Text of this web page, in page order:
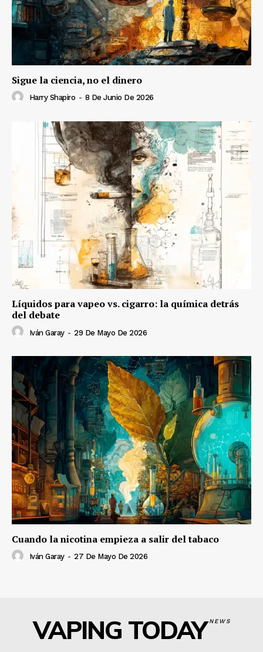
Sigue la ciencia, no el dinero
Harry Shapiro - 8 De Junio De 2026
Líquidos para vapeo vs. cigarro: la química detrás
del debate
Iván Garay - 29 De Mayo De 2026
Cuando la nicotina empieza a salir del tabaco
Iván Garay - 27 De Mayo De 2026
VAPING TODAYNEWS